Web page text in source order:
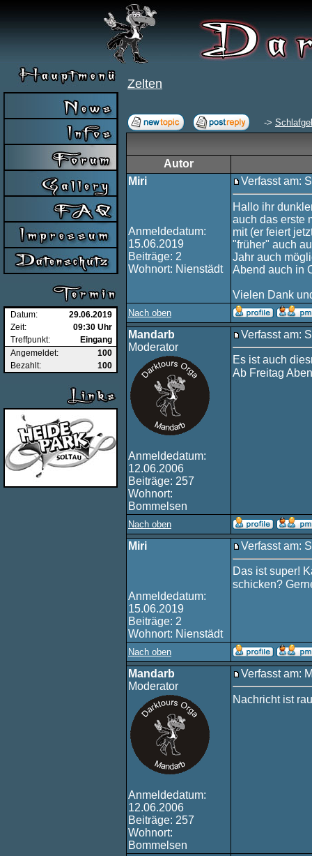
Datum:
29.06.2019
Zeit:
09:30 Uhr
Treffpunkt:
Eingang
Angemeldet:
100
Bezahlt:
100
Zelten
->
Autor
Miri
Anmeldedatum:
15.06.2019
Beiträge: 2
Wohnort: Nienstädt
Verfasst am:
Hallo ihr
auch das erste
mit (er feiert
"früher" auch
Jahr auch
Abend auch in
Vielen Dank
Nach oben
Mandarb
Moderator
Anmeldedatum:
12.06.2006
Beiträge: 257
Wohnort:
Bommelsen
Verfasst am:
Es ist auch
Ab Freitag
Nach oben
Miri
Anmeldedatum:
15.06.2019
Beiträge: 2
Wohnort: Nienstädt
Verfasst am:
Das ist super!
schicken?
Nach oben
Mandarb
Moderator
Anmeldedatum:
12.06.2006
Beiträge: 257
Wohnort:
Bommelsen
Verfasst am:
Nachricht ist